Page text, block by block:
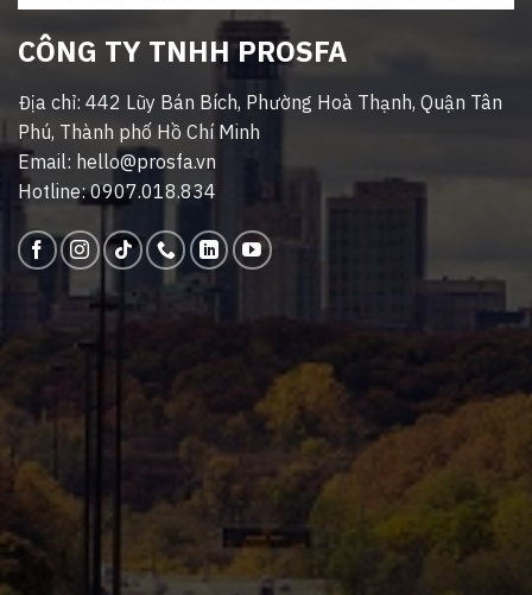
CÔNG TY TNHH PROSFA
Địa chỉ: 442 Lũy Bán Bích, Phường Hoà Thạnh, Quận Tân
Phú, Thành phố Hồ Chí Minh
Email: hello@prosfa.vn
Hotline: 0907.018.834